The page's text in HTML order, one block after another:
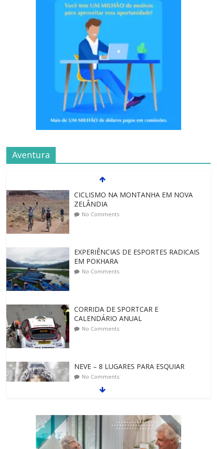
Aventura
CICLISMO NA MONTANHA EM NOVA
ZELÂNDIA
No Comments
EXPERIÊNCIAS DE ESPORTES RADICAIS
EM POKHARA
No Comments
CORRIDA DE SPORTCAR E
CALENDÁRIO ANUAL
No Comments
NEVE – 8 LUGARES PARA ESQUIAR
No Comments
ALGUNS DOS DESTINOS TURÍSTICOS
MAIS INCRÍVEIS